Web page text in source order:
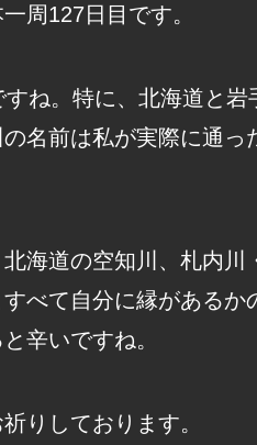
周127日目です。
ね。特に、北海道と
名前は私が実際に通
海道の空知川、札内
べて自分に縁がある
辛いですね。
りしております。